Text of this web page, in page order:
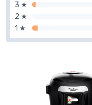
3 ★
2 ★
1 ★